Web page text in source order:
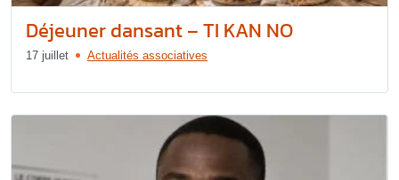
Déjeuner dansant – TI KAN NO
17 juillet Actualités associatives